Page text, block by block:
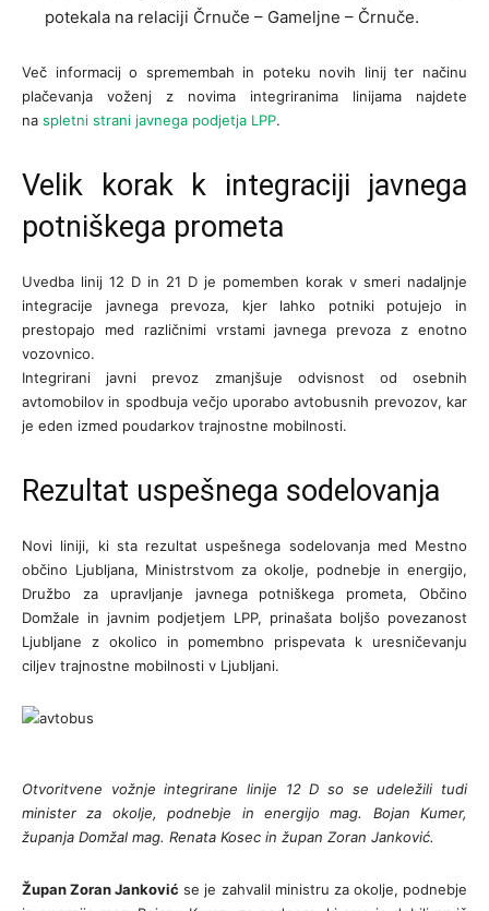
potekala na relaciji Črnuče – Gameljne – Črnuče.
Več informacij o spremembah in poteku novih linij ter načinu
plačevanja voženj z novima integriranima linijama najdete
na spletni strani javnega podjetja LPP.
Velik korak k integraciji javnega
potniškega prometa
Uvedba linij 12 D in 21 D je pomemben korak v smeri nadaljnje
integracije javnega prevoza, kjer lahko potniki potujejo in
prestopajo med različnimi vrstami javnega prevoza z enotno
vozovnico.
Integrirani javni prevoz zmanjšuje odvisnost od osebnih
avtomobilov in spodbuja večjo uporabo avtobusnih prevozov, kar
je eden izmed poudarkov trajnostne mobilnosti.
Rezultat uspešnega sodelovanja
Novi liniji, ki sta rezultat uspešnega sodelovanja med Mestno
občino Ljubljana, Ministrstvom za okolje, podnebje in energijo,
Družbo za upravljanje javnega potniškega prometa, Občino
Domžale in javnim podjetjem LPP, prinašata boljšo povezanost
Ljubljane z okolico in pomembno prispevata k uresničevanju
ciljev trajnostne mobilnosti v Ljubljani.
Otvoritvene vožnje integrirane linije 12 D so se udeležili tudi
minister za okolje, podnebje in energijo mag. Bojan Kumer,
županja Domžal mag. Renata Kosec in župan Zoran Janković.
Župan Zoran Janković se je zahvalil ministru za okolje, podnebje